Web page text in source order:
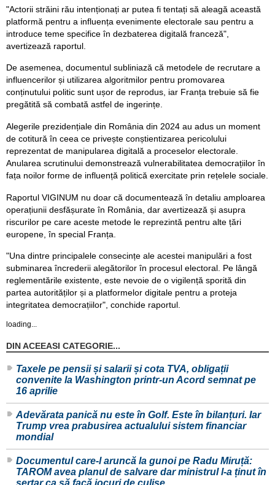
"Actorii străini rău intenționați ar putea fi tentați să aleagă această
platformă pentru a influența evenimente electorale sau pentru a
introduce teme specifice în dezbaterea digitală franceză",
avertizează raportul.
De asemenea, documentul subliniază că metodele de recrutare a
influencerilor și utilizarea algoritmilor pentru promovarea
conținutului politic sunt ușor de reprodus, iar Franța trebuie să fie
pregătită să combată astfel de ingerințe.
Alegerile prezidențiale din România din 2024 au adus un moment
de cotitură în ceea ce privește conștientizarea pericolului
reprezentat de manipularea digitală a proceselor electorale.
Anularea scrutinului demonstrează vulnerabilitatea democrațiilor în
fața noilor forme de influență politică exercitate prin rețelele sociale.
Raportul VIGINUM nu doar că documentează în detaliu amploarea
operațiunii desfășurate în România, dar avertizează și asupra
riscurilor pe care aceste metode le reprezintă pentru alte țări
europene, în special Franța.
"Una dintre principalele consecințe ale acestei manipulări a fost
subminarea încrederii alegătorilor în procesul electoral. Pe lângă
reglementările existente, este nevoie de o vigilență sporită din
partea autorităților și a platformelor digitale pentru a proteja
integritatea democrațiilor", conchide raportul.
loading...
DIN ACEEASI CATEGORIE...
Taxele pe pensii și salarii și cota TVA, obligații
convenite la Washington printr-un Acord semnat pe
16 aprilie
Adevărata panică nu este în Golf. Este în bilanțuri. Iar
Trump vrea prabusirea actualului sistem financiar
mondial
Documentul care-l aruncă la gunoi pe Radu Miruță:
TAROM avea planul de salvare dar ministrul l-a ținut în
sertar ca să facă jocuri de culise